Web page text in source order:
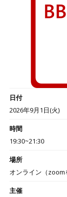
日付
2026年9月1日(火)
時間
19:30~21:30
場所
オンライン（zoom
主催